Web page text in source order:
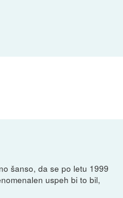
šanso, da se po letu 1999
uspeh bi to bil,